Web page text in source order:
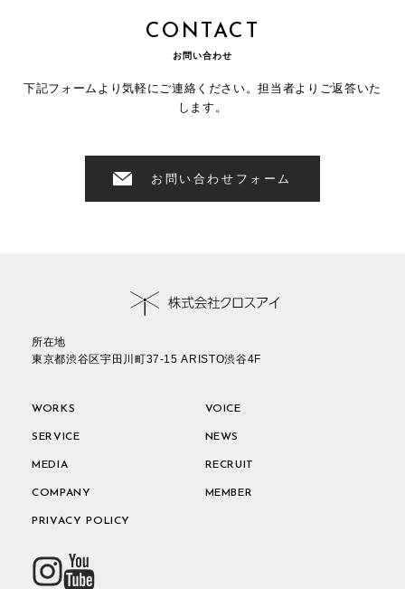
CONTACT
お問い合わせ
下記フォームより気軽にご連絡ください。担当者よりご返答いた
します。
お問い合わせフォーム
所在地
東京都渋谷区宇田川町37-15 ARISTO渋谷4F
WORKS VOICE
SERVICE NEWS
MEDIA RECRUIT
COMPANY MEMBER
PRIVACY POLICY